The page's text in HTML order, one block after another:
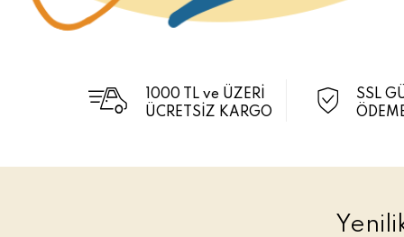
1000 TL ve ÜZERİ
ÜCRETSİZ KARGO
SSL